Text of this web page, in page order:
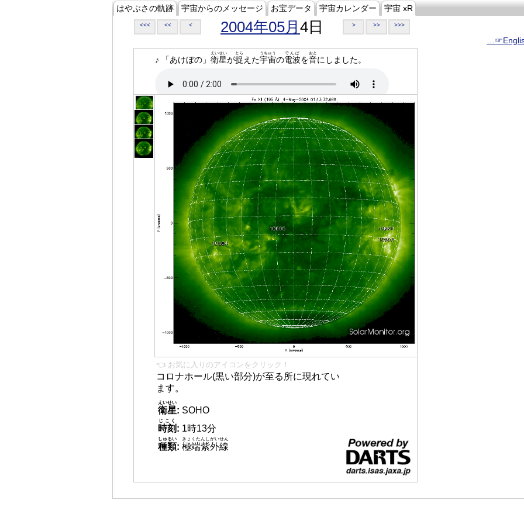
はやぶさの軌跡 宇宙からのメッセージ お宝データ 宇宙カレンダー 宇宙 xR
<<< << < 2004年05月 4日 > >> >>>
♪ 「あけぼの」 衛星
えいせい
が捉
とら
えた宇宙
うちゅう
の電波
でんぱ
を音
おと
にしました。
👈 お気に入りのアイコンをクリック！
コロナホール(黒い部分)が至る所に現れてい
ます。
衛星
えいせい
: SOHO
時刻
じこく
: 1時13分
種類
しゅるい
: 極端紫外線
きょくたんしがいせん